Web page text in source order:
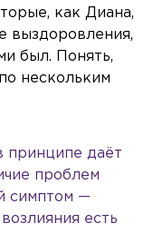
как Диана,
выздоровления,
был. Понять,
нескольким
принципе даёт
проблем
симптом —
есть